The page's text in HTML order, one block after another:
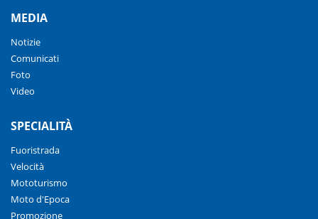
MEDIA
Notizie
Comunicati
Foto
Video
SPECIALITÀ
Fuoristrada
Velocità
Mototurismo
Moto d'Epoca
Promozione